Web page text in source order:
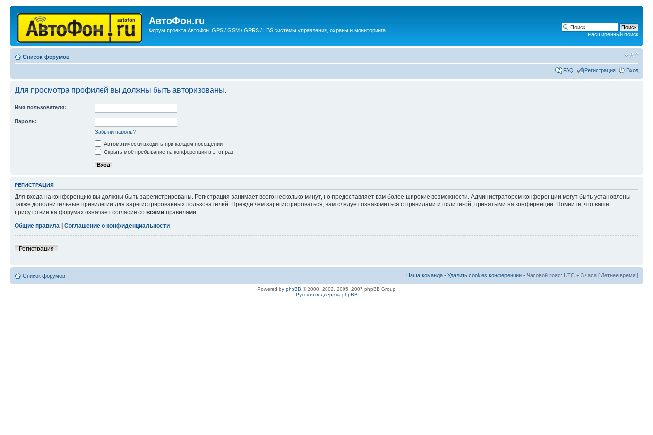
АвтоФон.ru
Форум проекта АвтоФон. GPS / GSM / GPRS / LBS системы управления, охраны и мониторинга.
Расширенный поиск
Список форумов
FAQ Регистрация Вход
Для просмотра профилей вы должны быть авторизованы.
Имя пользователя:
Пароль:
Забыли пароль?
Автоматически входить при каждом посещении
Скрыть моё пребывание на конференции в этот раз
РЕГИСТРАЦИЯ
Для входа на конференцию вы должны быть зарегистрированы. Регистрация занимает всего несколько минут, но предоставляет вам более широкие возможности. Администратором конференции могут быть установлены
также дополнительные привилегии для зарегистрированных пользователей. Прежде чем зарегистрироваться, вам следует ознакомиться с правилами и политикой, принятыми на конференции. Помните, что ваше
присутствие на форумах означает согласие со всеми правилами.
Общие правила | Соглашение о конфиденциальности
Регистрация
Список форумов Наша команда • Удалить cookies конференции • Часовой пояс: UTC + 3 часа [ Летнее время ]
Powered by phpBB © 2000, 2002, 2005, 2007 phpBB Group
Русская поддержка phpBB